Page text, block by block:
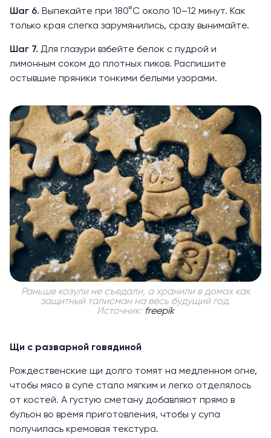
Шаг 6. Выпекайте при 180°C около 10–12 минут. Как
только края слегка зарумянились, сразу вынимайте.
Шаг 7. Для глазури взбейте белок с пудрой и
лимонным соком до плотных пиков. Распишите
остывшие пряники тонкими белыми узорами.
Раньше козули не съедали, а хранили в домах как
защитный талисман на весь будущий год.
Источник: freepik
Щи с разварной говядиной
Рождественские щи долго томят на медленном огне,
чтобы мясо в супе стало мягким и легко отделялось
от костей. А густую сметану добавляют прямо в
бульон во время приготовления, чтобы у супа
получилась кремовая текстура.